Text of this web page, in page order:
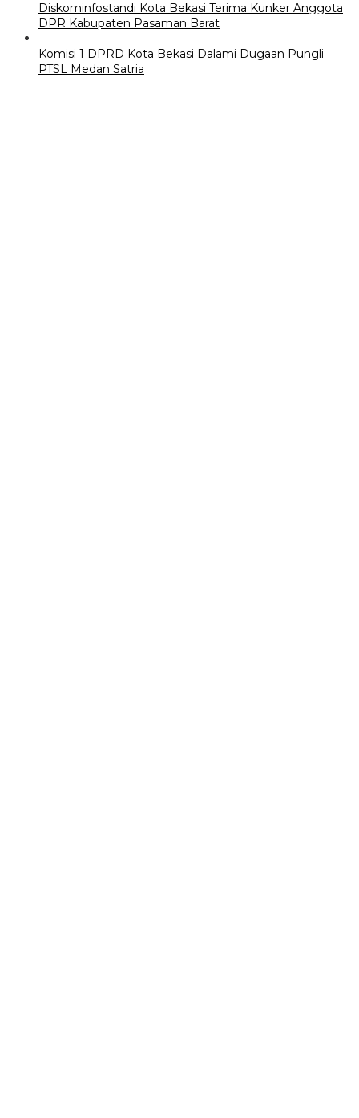
Diskominfostandi Kota Bekasi Terima Kunker Anggota
DPR Kabupaten Pasaman Barat
Komisi 1 DPRD Kota Bekasi Dalami Dugaan Pungli
PTSL Medan Satria